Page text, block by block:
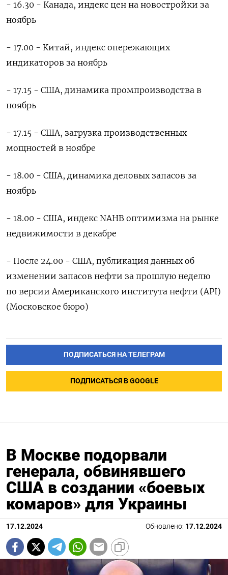
- 16.30 - Канада, индекс цен на новостройки за
ноябрь
- 17.00 - Китай, индекс опережающих
индикаторов за ноябрь
- 17.15 - США, динамика промпроизводства в
ноябрь
- 17.15 - США, загрузка производственных
мощностей в ноябре
- 18.00 - США, динамика деловых запасов за
ноябрь
- 18.00 - США, индекс NAHB оптимизма на рынке
недвижимости в декабре
- После 24.00 - США, публикация данных об
изменении запасов нефти за прошлую неделю
по версии Американского института нефти (API)
(Московское бюро)
ПОДПИСАТЬСЯ НА ТЕЛЕГРАМ
ПОДПИСАТЬСЯ В GOOGLE
В Москве подорвали
генерала, обвинявшего
США в создании «боевых
комаров» для Украины
17.12.2024 Обновлено: 17.12.2024